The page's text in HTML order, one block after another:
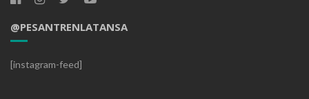
@PESANTRENLATANSA
[instagram-feed]